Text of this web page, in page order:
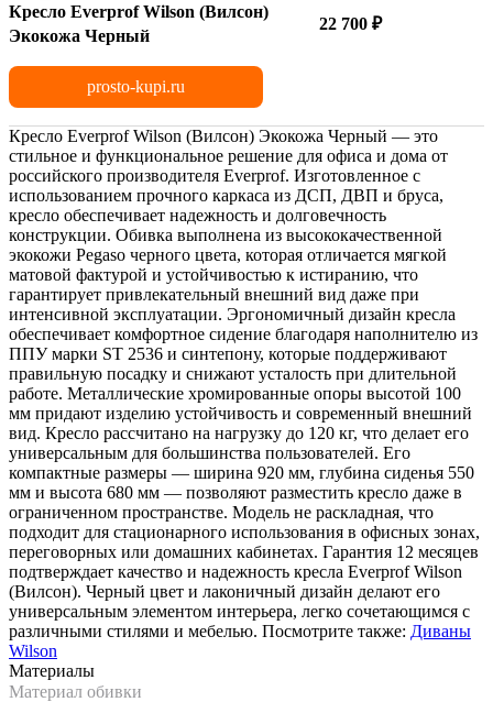
Кресло Everprof Wilson (Вилсон)
Экокожа Черный
22 700 ₽
prosto-kupi.ru
Кресло Everprof Wilson (Вилсон) Экокожа Черный — это
стильное и функциональное решение для офиса и дома от
российского производителя Everprof. Изготовленное с
использованием прочного каркаса из ДСП, ДВП и бруса,
кресло обеспечивает надежность и долговечность
конструкции. Обивка выполнена из высококачественной
экокожи Pegaso черного цвета, которая отличается мягкой
матовой фактурой и устойчивостью к истиранию, что
гарантирует привлекательный внешний вид даже при
интенсивной эксплуатации. Эргономичный дизайн кресла
обеспечивает комфортное сидение благодаря наполнителю из
ППУ марки ST 2536 и синтепону, которые поддерживают
правильную посадку и снижают усталость при длительной
работе. Металлические хромированные опоры высотой 100
мм придают изделию устойчивость и современный внешний
вид. Кресло рассчитано на нагрузку до 120 кг, что делает его
универсальным для большинства пользователей. Его
компактные размеры — ширина 920 мм, глубина сиденья 550
мм и высота 680 мм — позволяют разместить кресло даже в
ограниченном пространстве. Модель не раскладная, что
подходит для стационарного использования в офисных зонах,
переговорных или домашних кабинетах. Гарантия 12 месяцев
подтверждает качество и надежность кресла Everprof Wilson
(Вилсон). Черный цвет и лаконичный дизайн делают его
универсальным элементом интерьера, легко сочетающимся с
различными стилями и мебелью. Посмотрите также: Диваны
Wilson
Материалы
Материал обивки